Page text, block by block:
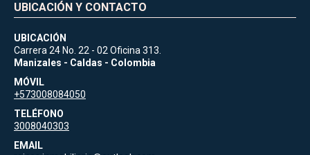
UBICACIÓN Y CONTACTO
UBICACIÓN
Carrera 24 No. 22 - 02 Oficina 313.
Manizales - Caldas - Colombia
MÓVIL
+573008084050
TELÉFONO
3008040303
EMAIL